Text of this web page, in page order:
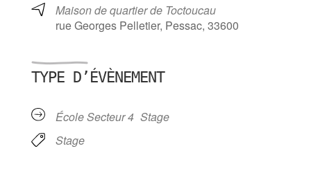
Maison de quartier de Toctoucau
rue Georges Pelletier, Pessac, 33600
TYPE D’ÉVÈNEMENT
École Secteur 4 Stage
Stage